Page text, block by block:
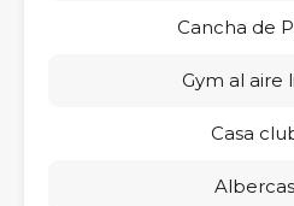
Cancha de
Gym al aire
Casa